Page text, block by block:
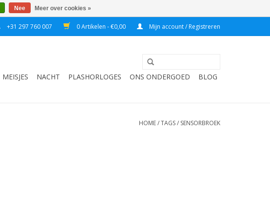
+31 297 760 007 0 Artikelen - €0,00 Mijn account / Registreren
MEISJES NACHT PLASHORLOGES ONS ONDERGOED BLOG
HOME/TAGS/ SENSORBROEK
Nee Meer over cookies »